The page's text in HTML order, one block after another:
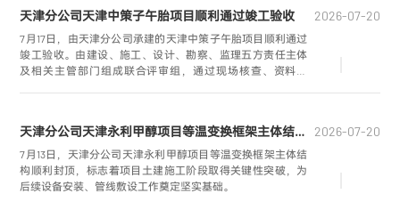
天津分公司天津中策子午胎项目顺利通过竣工验收 2026-07-20
7月17日，由天津分公司承建的天津中策子午胎项目顺利通过
竣工验收。由建设、施工、设计、勘察、监理五方责任主体
及相关主管部门组成联合评审组，通过现场核查、资料审
天津分公司天津永利甲醇项目等温变换框架主体结构顺利封顶 2026-07-20
7月13日，天津分公司天津永利甲醇项目等温变换框架主体结
构顺利封顶，标志着项目土建施工阶段取得关键性突破，为
后续设备安装、管线敷设工作奠定坚实基础。